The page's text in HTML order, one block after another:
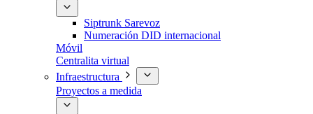
Siptrunk Sarevoz
Numeración DID internacional
Móvil
Centralita virtual
Infraestructura
Proyectos a medida